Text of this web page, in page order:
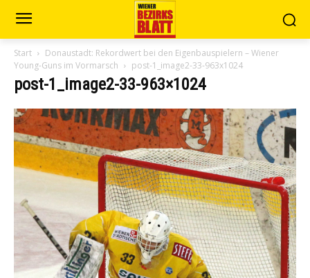
Start
Donaustadt: Rekordwert bei den Eigenbauspielern – Wiener
Young-Guns im Vormarsch
post-1_image2-33-963x1024
post-1_image2-33-963×1024